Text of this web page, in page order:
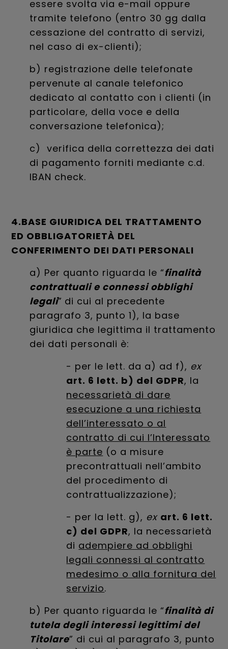
essere svolta via e-mail oppure
tramite telefono (entro 30 gg dalla
cessazione del contratto di servizi,
nel caso di ex-clienti);
b) registrazione delle telefonate
pervenute al canale telefonico
dedicato al contatto con i clienti (in
particolare, della voce e della
conversazione telefonica);
c) verifica della correttezza dei dati
di pagamento forniti mediante c.d.
IBAN check.
4.BASE GIURIDICA DEL TRATTAMENTO
ED OBBLIGATORIETÀ DEL
CONFERIMENTO DEI DATI PERSONALI
a) Per quanto riguarda le “finalità
contrattuali e connessi obblighi
legali” di cui al precedente
paragrafo 3, punto 1), la base
giuridica che legittima il trattamento
dei dati personali è:
- per le lett. da a) ad f), ex
art. 6 lett. b) del GDPR, la
necessarietà di dare
esecuzione a una richiesta
dell’interessato o al
contratto di cui l’Interessato
è parte (o a misure
precontrattuali nell’ambito
del procedimento di
contrattualizzazione);
- per la lett. g), ex art. 6 lett.
c) del GDPR, la necessarietà
di adempiere ad obblighi
legali connessi al contratto
medesimo o alla fornitura del
servizio.
b) Per quanto riguarda le “finalità di
tutela degli interessi legittimi del
Titolare” di cui al paragrafo 3, punto